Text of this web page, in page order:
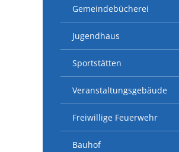
Gemeindebücherei
Jugendhaus
Sportstätten
Veranstaltungsgebäude
Freiwillige Feuerwehr
Bauhof